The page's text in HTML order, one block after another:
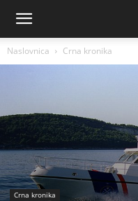
Naslovnica Crna kronika
Crna kronika